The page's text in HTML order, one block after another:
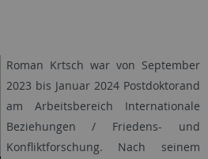
Roman Krtsch war von September
2023 bis Januar 2024 Postdoktorand
am Arbeitsbereich Internationale
Beziehungen / Friedens- und
Konfliktforschung. Nach seinem